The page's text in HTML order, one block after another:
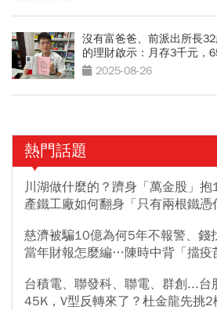
沒有富爸爸、前派出所長
的理財啟示：月存3千元，
2025-08-26
熱門話題
川湖做什麼的？躋身「萬金股」
產鐵工廠如何翻身「只有兩根鐵憑
慈濟被騙10億為何5年不報警、錢
當年財報怎麼編…陳時中背「擋疫
台積電、聯發科、聯電、群創...
45K，V型反轉來了？杜金龍先挑2